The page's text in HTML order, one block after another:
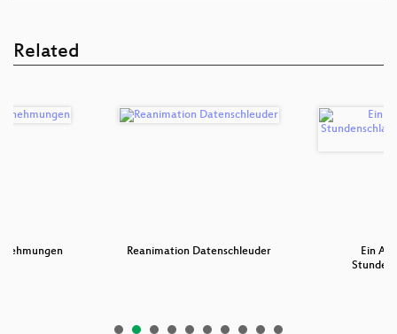
Related
Reanimation Datenschleuder
Ein